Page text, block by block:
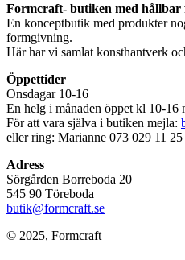
Formcraft- butiken med hållbar
En konceptbutik med produkter
formgivning.
Här har vi samlat konsthantverk
Öppettider
Onsdagar 10-16
En helg i månaden öppet kl 10-16
För att vara själva i butiken mejla:
eller ring: Marianne 073 029 11 25
Adress
Sörgården Borreboda 20
545 90 Töreboda
butik@formcraft.se
© 2025, Formcraft